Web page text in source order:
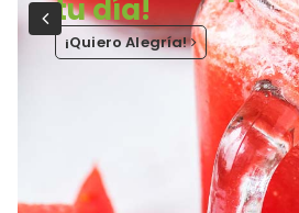
tu día!
¡Quiero Alegría!